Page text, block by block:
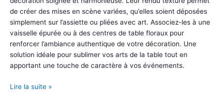
de créer des mises en scène variées, qu’elles soient déposées
simplement sur l’assiette ou pliées avec art. Associez-les à une
vaisselle épurée ou à des centres de table floraux pour
renforcer l’ambiance authentique de votre décoration. Une
solution idéale pour sublimer vos arts de la table tout en
apportant une touche de caractère à vos événements.
Serviettes
Lire la suite »